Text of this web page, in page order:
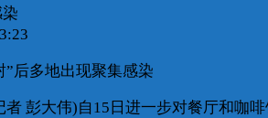
多地出现聚集感染
彭大伟)自15日进一步对餐厅和咖啡